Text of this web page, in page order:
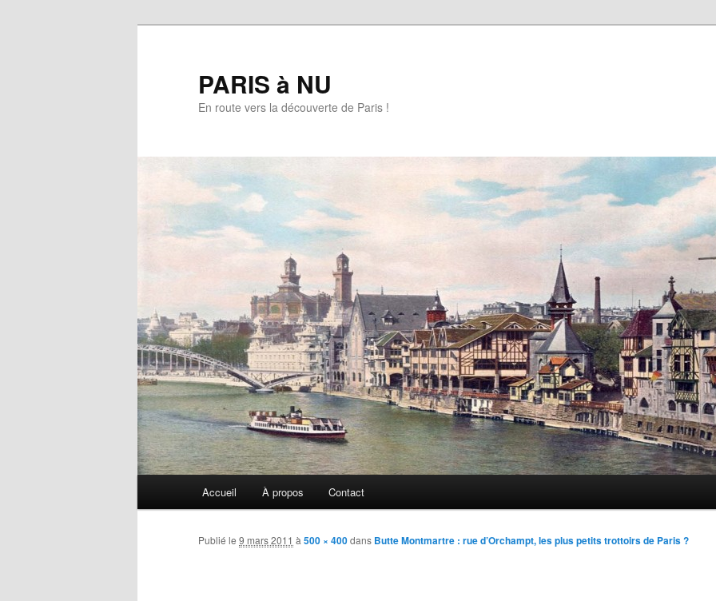
PARIS à NU
En route vers la découverte de Paris !
Accueil À propos Contact
Publié le 9 mars 2011 à500 × 400dans Butte Montmartre : rue d’Orchampt, les plus petits trottoirs de Paris ?